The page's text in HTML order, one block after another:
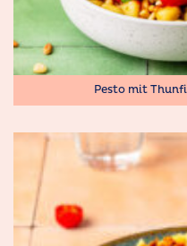
Pesto mit